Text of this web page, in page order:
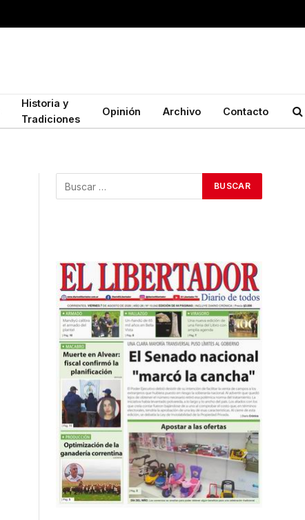
Historia y
Tradiciones
Opinión Archivo Contacto